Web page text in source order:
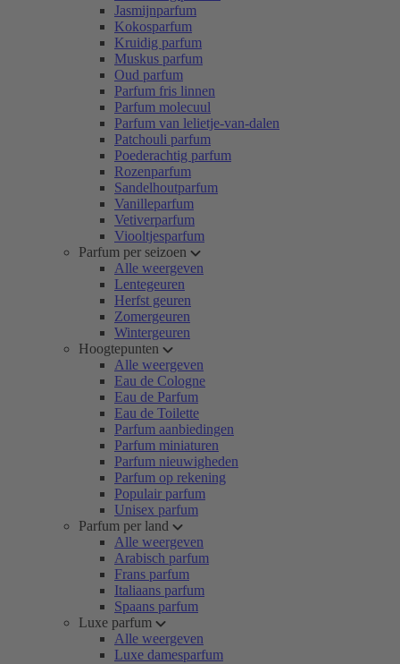
Jasmijnparfum
Kokosparfum
Kruidig parfum
Muskus parfum
Oud parfum
Parfum fris linnen
Parfum molecuul
Parfum van lelietje-van-dalen
Patchouli parfum
Poederachtig parfum
Rozenparfum
Sandelhoutparfum
Vanilleparfum
Vetiverparfum
Viooltjesparfum
Parfum per seizoen
Alle weergeven
Lentegeuren
Herfst geuren
Zomergeuren
Wintergeuren
Hoogtepunten
Alle weergeven
Eau de Cologne
Eau de Parfum
Eau de Toilette
Parfum aanbiedingen
Parfum miniaturen
Parfum nieuwigheden
Parfum op rekening
Populair parfum
Unisex parfum
Parfum per land
Alle weergeven
Arabisch parfum
Frans parfum
Italiaans parfum
Spaans parfum
Luxe parfum
Alle weergeven
Luxe damesparfum